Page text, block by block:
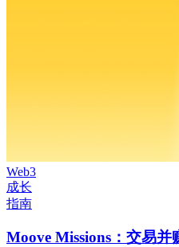
Web3
成长
指南
Moove Missions：交易并